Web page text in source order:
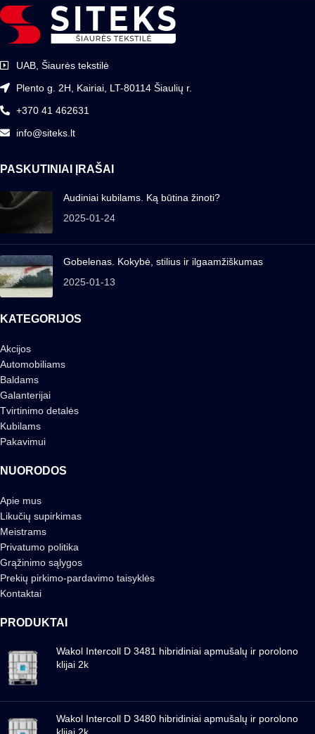
UAB, Šiaurės tekstilė
Plento g. 2H, Kairiai, LT-80114 Šiaulių r.
+370 41 462631
info@siteks.lt
PASKUTINIAI ĮRAŠAI
Audiniai kubilams. Ką būtina žinoti?
2025-01-24
Gobelenas. Kokybė, stilius ir ilgaamžiškumas
2025-01-13
KATEGORIJOS
Akcijos
Automobiliams
Baldams
Galanterijai
Tvirtinimo detalės
Kubilams
Pakavimui
NUORODOS
Apie mus
Likučių supirkimas
Meistrams
Privatumo politika
Grąžinimo sąlygos
Prekių pirkimo-pardavimo taisyklės
Kontaktai
PRODUKTAI
Wakol Intercoll D 3481 hibridiniai apmušalų ir porolono
klijai 2k
Wakol Intercoll D 3480 hibridiniai apmušalų ir porolono